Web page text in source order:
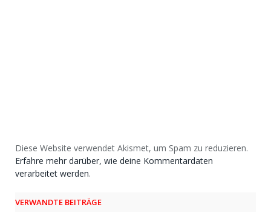
Diese Website verwendet Akismet, um Spam zu reduzieren.
Erfahre mehr darüber, wie deine Kommentardaten
verarbeitet werden.
VERWANDTE BEITRÄGE